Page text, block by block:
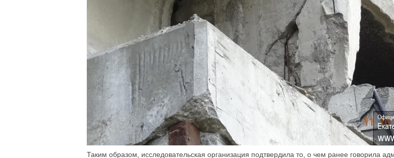
Таким образом, исследовательская организация подтвердила то, о чем ранее говорила